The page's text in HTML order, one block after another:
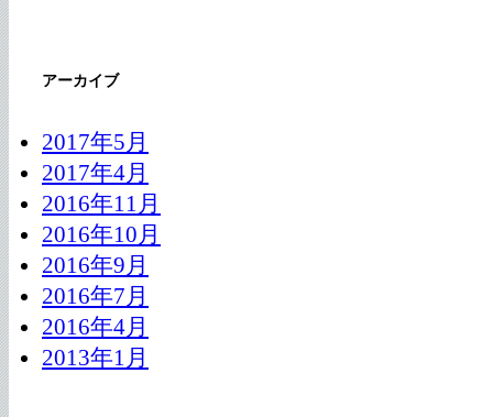
アーカイブ
2017年5月
2017年4月
2016年11月
2016年10月
2016年9月
2016年7月
2016年4月
2013年1月